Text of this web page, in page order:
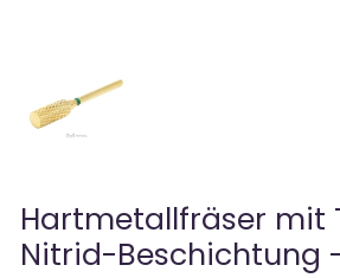
Hartmetallfräser mit
Nitrid-Beschichtung